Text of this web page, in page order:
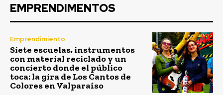
EMPRENDIMENTOS
Emprendimiento
Siete escuelas, instrumentos
con material reciclado y un
concierto donde el público
toca: la gira de Los Cantos de
Colores en Valparaíso